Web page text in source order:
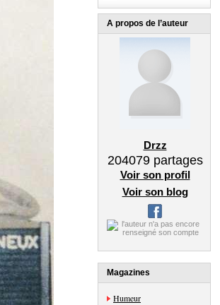
A propos de l’auteur
Drzz
204079partages
Voir son profil
Voir son blog
Magazines
Humeur